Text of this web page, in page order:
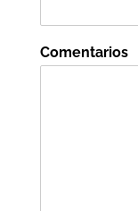
Comentarios